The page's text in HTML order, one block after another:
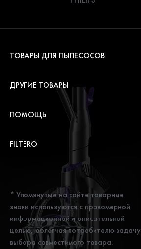
ТОВАРЫ ДЛЯ ПЫЛЕСОСОВ
ДРУГИЕ ТОВАРЫ
ПОМОЩЬ
FILTERO
* Упомянутые на сайте товарные
знаки используются с правомерной
информационной и описательной
целью, облегчая потребителю задачу
выбора совместимого товара.